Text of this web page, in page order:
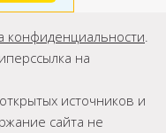
конфиденциальности.
на
источников и
сайта не